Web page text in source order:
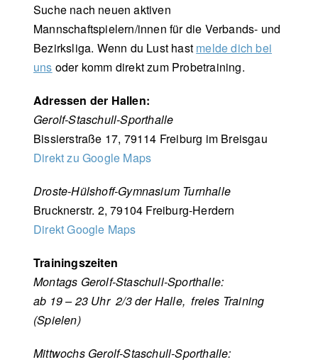
Suche nach neuen aktiven
Mannschaftspielern/innen für die Verbands- und
Bezirksliga. Wenn du Lust hast melde dich bei
uns oder komm direkt zum Probetraining.
Adressen der Hallen:
Gerolf-Staschull-Sporthalle
Bissierstraße 17, 79114 Freiburg im Breisgau
Direkt zu Google Maps
Droste-Hülshoff-Gymnasium Turnhalle
Brucknerstr. 2, 79104 Freiburg-Herdern
Direkt Google Maps
Trainingszeiten
Montags Gerolf-Staschull-Sporthalle:
ab 19 – 23 Uhr 2/3 der Halle, freies Training
(Spielen)
Mittwochs Gerolf-Staschull-Sporthalle: